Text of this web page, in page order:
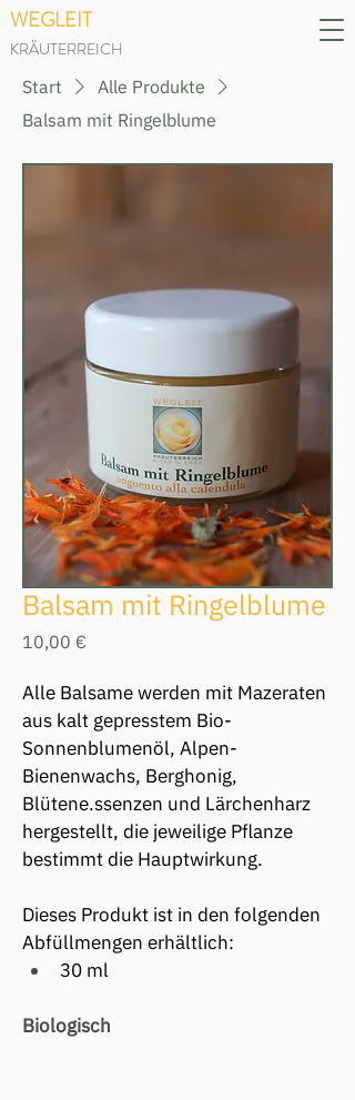
WEGLEIT
KRÄUTERREICH
Start
Alle Produkte
Balsam mit Ringelblume
Balsam mit Ringelblume
10,00 €
Alle Balsame werden mit Mazeraten
aus kalt gepresstem Bio-
Sonnenblumenöl, Alpen-
Bienenwachs, Berghonig,
Blütene.ssenzen und Lärchenharz
hergestellt, die jeweilige Pflanze
bestimmt die Hauptwirkung.
Dieses Produkt ist in den folgenden
Abfüllmengen erhältlich:
30 ml
Biologisch